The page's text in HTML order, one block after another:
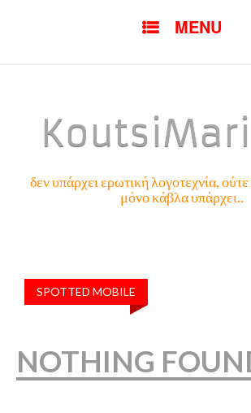
MENU
δεν υπάρχει ερωτική λογοτεχνία,
μόνο κάβλα υπάρχει..
SPOTTED MOBILE
NOTHING